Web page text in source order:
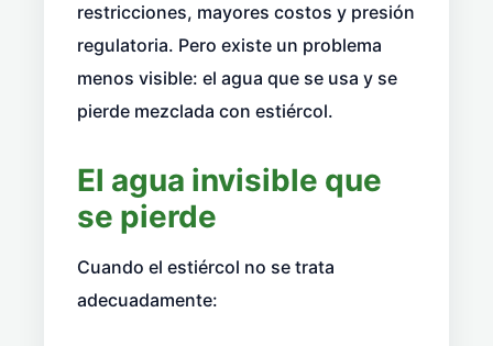
restricciones, mayores costos y presión
regulatoria. Pero existe un problema
menos visible: el agua que se usa y se
pierde mezclada con estiércol.
El agua invisible que
se pierde
Cuando el estiércol no se trata
adecuadamente: